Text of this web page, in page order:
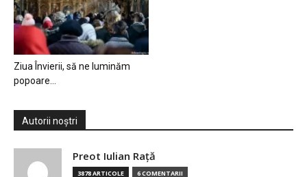
Ziua Învierii, să ne luminăm
popoare…
Autorii noștri
Preot Iulian Raţă
3878 ARTICOLE 6 COMENTARII